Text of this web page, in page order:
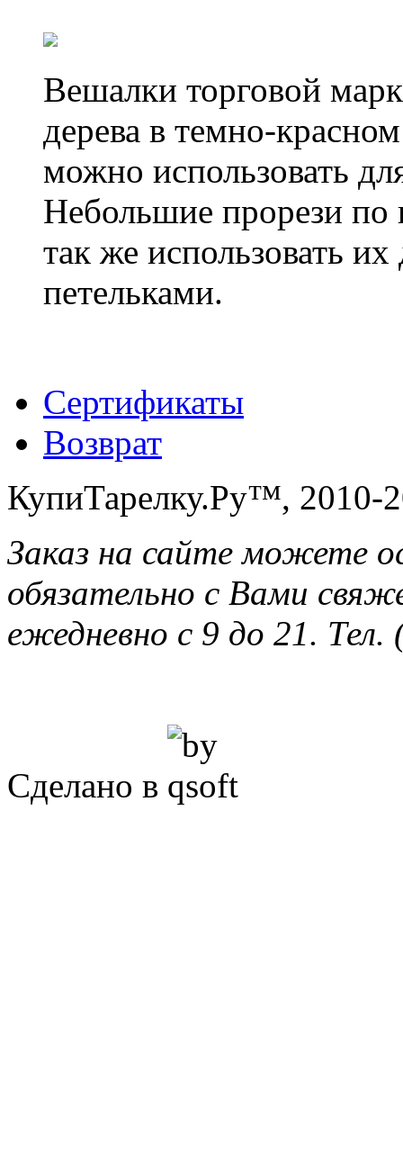
Вешалки торговой
дерева в темно-
можно использовать
Небольшие прорези по
так же использовать
петельками.
Сертификаты
Возврат
КупиТарелку.Ру™, 2010-
Заказ на сайте можете
обязательно с Вами
ежедневно с 9 до 21.
Сделано в